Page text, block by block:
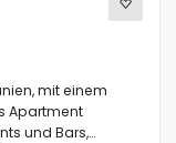
mit einem
Apartment
und Bars,